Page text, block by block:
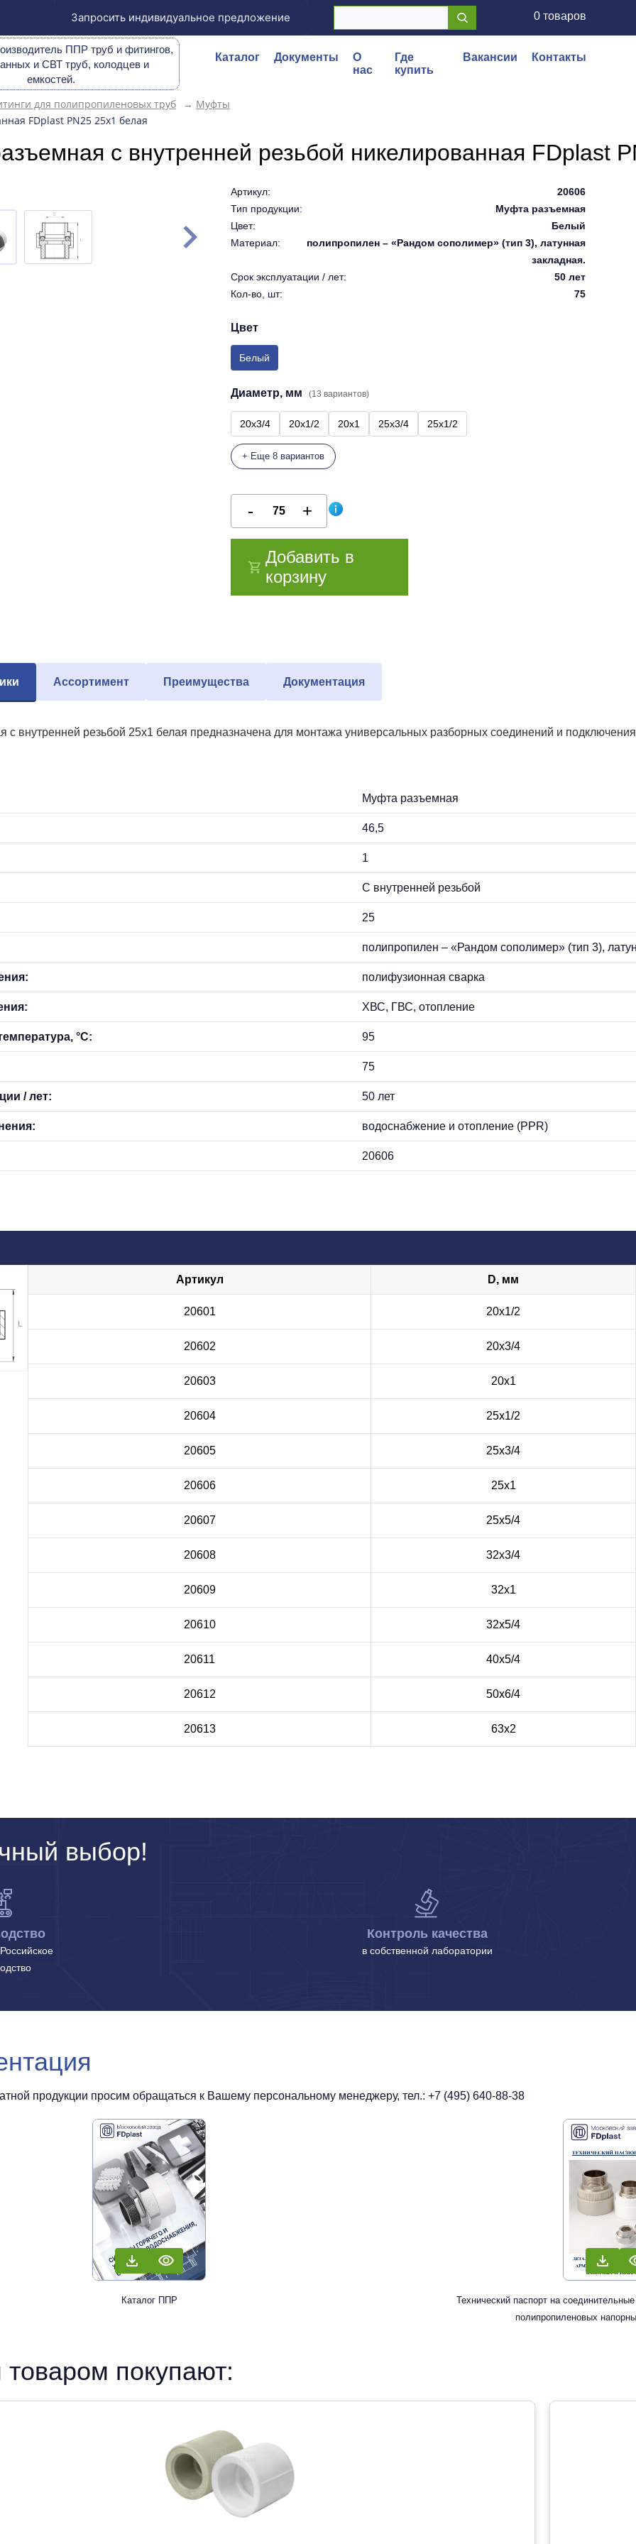
Запросить индивидуальное предложение 0 товаров
ППР труб и фитингов,
и СВТ труб, колодцев и
емкостей.
Каталог Документы
О
нас
Где
купить
Вакансии Контакты
для полипропиленовых труб → Муфты
FDplast PN25 25х1 белая
с внутренней резьбой никелированная FDplast
Артикул:
20606
Тип продукции:
Муфта разъемная
Цвет:
Белый
Материал:
полипропилен – «Рандом сополимер» (тип 3), латунная
закладная.
Срок эксплуатации / лет:
50 лет
Кол-во, шт:
75
Цвет
Белый
Диаметр, мм (13 вариантов)
20х3/4 20х1/2 20х1 25х3/4 25х1/2
+ Еще 8 вариантов
Добавить в
корзину
Ассортимент Преимущества Документация
с внутренней резьбой 25х1 белая предназначена для монтажа универсальных разборных соединений и
Муфта разъемная
46,5
1
С внутренней резьбой
25
полипропилен – «Рандом сополимер» (тип 3),
полифузионная сварка
ХВС, ГВС, отопление
°С: 95
75
/ лет: 50 лет
водоснабжение и отопление (PPR)
20606
Артикул D, мм
20601 20х1/2
20602 20х3/4
20603 20х1
20604 25х1/2
20605 25х3/4
20606 25х1
20607 25х5/4
20608 32х3/4
20609 32х1
20610 32х5/4
20611 40х5/4
20612 50х6/4
20613 63х2
выбор!
Контроль качества
в собственной лаборатории
продукции просим обращаться к Вашему персональному менеджеру, тел.: +7 (495) 640-88-38
Каталог ППР
Технический паспорт на
полипропиленовых
покупают: